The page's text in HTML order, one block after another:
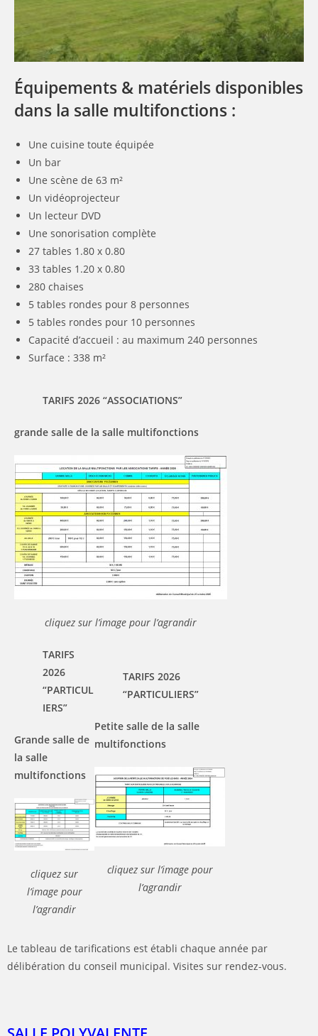
Équipements & matériels disponibles
dans la salle multifonctions :
Une cuisine toute équipée
Un bar
Une scène de 63 m²
Un vidéoprojecteur
Un lecteur DVD
Une sonorisation complète
27 tables 1.80 x 0.80
33 tables 1.20 x 0.80
280 chaises
5 tables rondes pour 8 personnes
5 tables rondes pour 10 personnes
Capacité d’accueil : au maximum 240 personnes
Surface : 338 m²
TARIFS 2026 “ASSOCIATIONS”
grande salle de la salle multifonctions
cliquez sur l’image pour l’agrandir
TARIFS
2026
“PARTICUL
IERS”
Grande salle de
la salle
multifonctions
cliquez sur
l’image pour
l’agrandir
TARIFS 2026
“PARTICULIERS”
Petite salle de la salle
multifonctions
cliquez sur l’image pour
l’agrandir
Le tableau de tarifications est établi chaque année par
délibération du conseil municipal. Visites sur rendez-vous.